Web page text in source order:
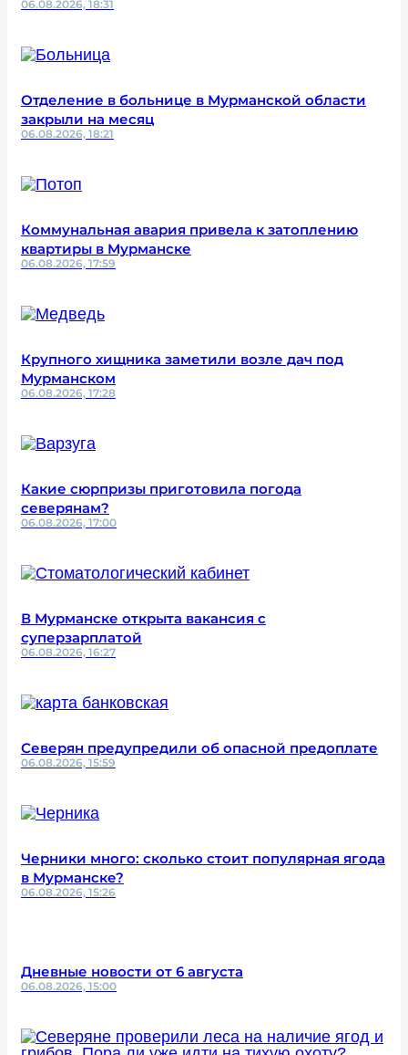
06.08.2026, 18:31
Отделение в больнице в Мурманской области
закрыли на месяц
06.08.2026, 18:21
Коммунальная авария привела к затоплению
квартиры в Мурманске
06.08.2026, 17:59
Крупного хищника заметили возле дач под
Мурманском
06.08.2026, 17:28
Какие сюрпризы приготовила погода
северянам?
06.08.2026, 17:00
В Мурманске открыта вакансия с
суперзарплатой
06.08.2026, 16:27
Северян предупредили об опасной предоплате
06.08.2026, 15:59
Черники много: сколько стоит популярная ягода
в Мурманске?
06.08.2026, 15:26
Дневные новости от 6 августа
06.08.2026, 15:00